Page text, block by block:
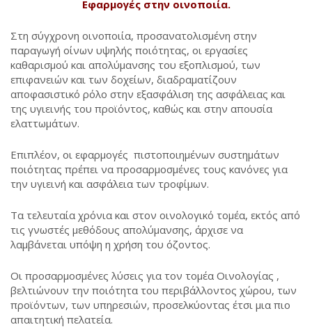
Εφαρμογές στην οινοποιία.
Στη σύγχρονη οινοποιία, προσανατολισμένη στην
παραγωγή οίνων υψηλής ποιότητας, οι εργασίες
καθαρισμού και απολύμανσης του εξοπλισμού, των
επιφανειών και των δοχείων, διαδραματίζουν
αποφασιστικό ρόλο στην εξασφάλιση της ασφάλειας και
της υγιεινής του προϊόντος, καθώς και στην απουσία
ελαττωμάτων.
Επιπλέον, οι εφαρμογές πιστοποιημένων συστημάτων
ποιότητας πρέπει να προσαρμοσμένες τους κανόνες για
την υγιεινή και ασφάλεια των τροφίμων.
Τα τελευταία χρόνια και στον οινολογικό τομέα, εκτός από
τις γνωστές μεθόδους απολύμανσης, άρχισε να
λαμβάνεται υπόψη η χρήση του όζοντος.
Οι προσαρμοσμένες λύσεις για τον τομέα Οινολογίας ,
βελτιώνουν την ποιότητα του περιβάλλοντος χώρου, των
προϊόντων, των υπηρεσιών, προσελκύοντας έτσι μια πιο
απαιτητική πελατεία.